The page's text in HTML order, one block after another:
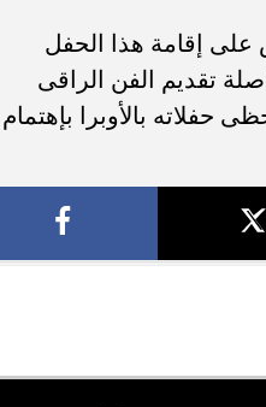
إقامة هذا الحفل
تقديم الفن الراقى
بالأوبرا بإهتمام